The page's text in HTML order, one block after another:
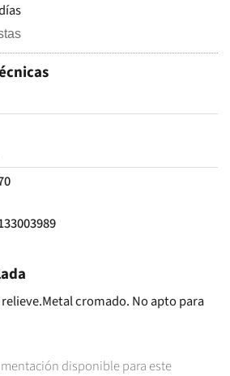
cromado. No apto para
disponible para este